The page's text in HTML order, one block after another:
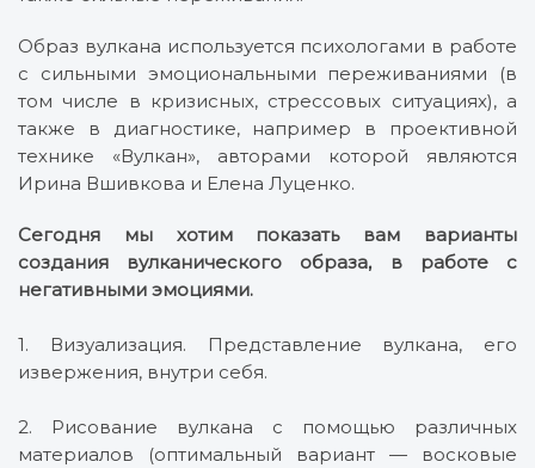
Образ вулкана используется психологами в работе
с сильными эмоциональными переживаниями (в
том числе в кризисных, стрессовых ситуациях), а
также в диагностике, например в проективной
технике «Вулкан», авторами которой являются
Ирина Вшивкова и Елена Луценко.
Сегодня мы хотим показать вам варианты
создания вулканического образа, в работе с
негативными эмоциями.
1. Визуализация. Представление вулкана, его
извержения, внутри себя.
2. Рисование вулкана с помощью различных
материалов (оптимальный вариант — восковые